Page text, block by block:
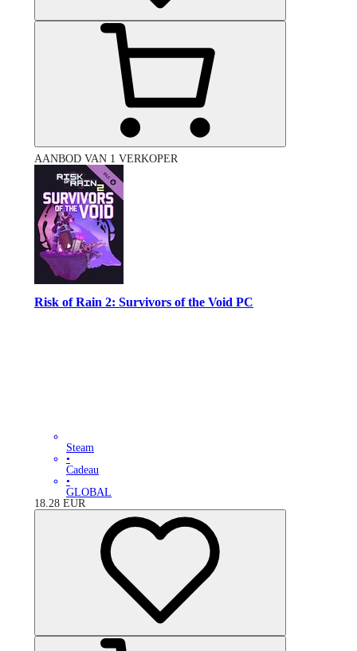
AANBOD VAN 1 VERKOPER
Risk of Rain 2: Survivors of the Void PC
Steam
•
Cadeau
•
GLOBAL
18.28 EUR